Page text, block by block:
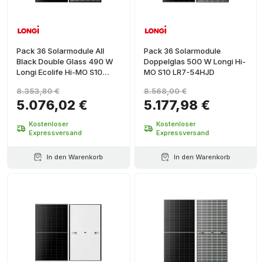
Pack 36 Solarmodule All
Black Double Glass 490 W
Longi Ecolife Hi-MO S10
5.076,02 €
8.353,80 €
Kostenloser
Expressversand
In den Warenkorb
Pack 36 Solarmodule
Doppelglas 500 W Longi Hi-
MO S10 LR7-54HJD
5.177,98 €
8.568,00 €
Kostenloser
Expressversand
In den Warenkorb